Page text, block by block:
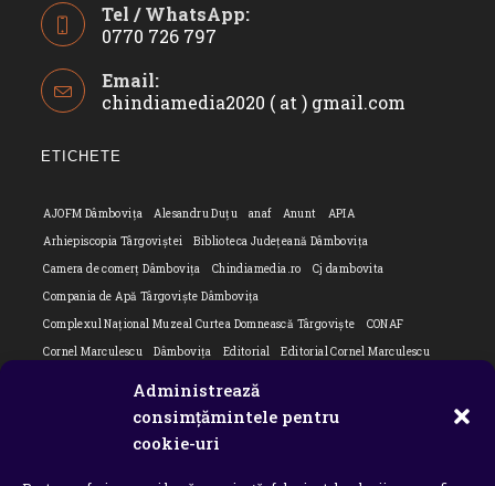
Administrează
consimțămintele pentru
cookie-uri
Tel / WhatsApp:
0770 726 797
in
your
Email:
chindiamedia2020 ( at ) gmail.com
ETICHETE
AJOFM Dâmbovița Alesandru Duțu anaf Anunt
APIA
Arhiepiscopia Târgoviștei
Biblioteca Județeană Dâmbovița
Camera de comerț Dâmbovița
Chindiamedia.ro
Cj dambovita
Compania de Apă Târgoviște Dâmbovița
Complexul Național Muzeal Curtea Domnească Târgoviște
CONAF
Cornel Marculescu
Dâmbovița Editorial
Editorial Cornel Marculescu
ipj dambovita
Isu dambovita Basarab I Dambovita